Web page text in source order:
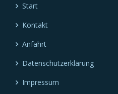
Start
Kontakt
Anfahrt
Datenschutzerklärung
Impressum